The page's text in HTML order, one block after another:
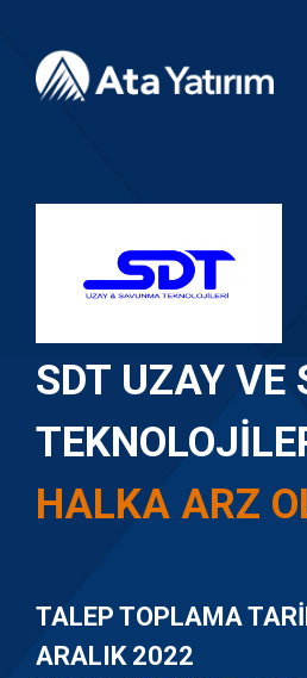
SDT UZAY VE
HALKA ARZ
TALEP TOPLAMA
ARALIK 2022